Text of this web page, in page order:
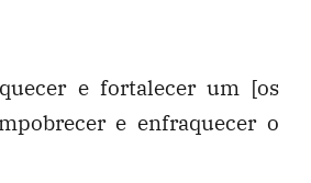
e fortalecer um [os
e enfraquecer o